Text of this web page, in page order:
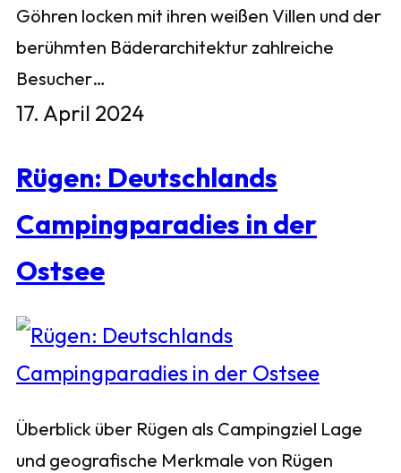
Göhren locken mit ihren weißen Villen und der
berühmten Bäderarchitektur zahlreiche
Besucher…
17. April 2024
Rügen: Deutschlands
Campingparadies in der
Ostsee
Überblick über Rügen als Campingziel Lage
und geografische Merkmale von Rügen